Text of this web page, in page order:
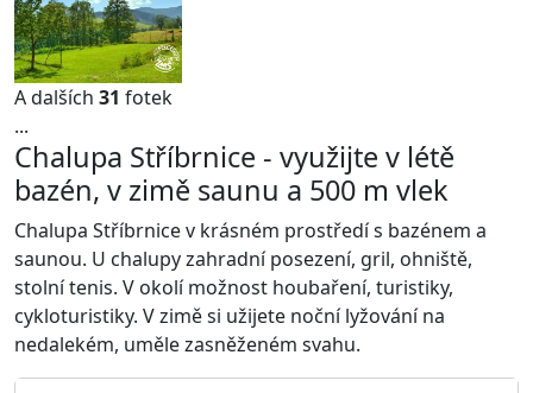
A dalších 31 fotek
...
Chalupa Stříbrnice - využijte v létě
bazén, v zimě saunu a 500 m vlek
Chalupa Stříbrnice v krásném prostředí s bazénem a
saunou. U chalupy zahradní posezení, gril, ohniště,
stolní tenis. V okolí možnost houbaření, turistiky,
cykloturistiky. V zimě si užijete noční lyžování na
nedalekém, uměle zasněženém svahu.